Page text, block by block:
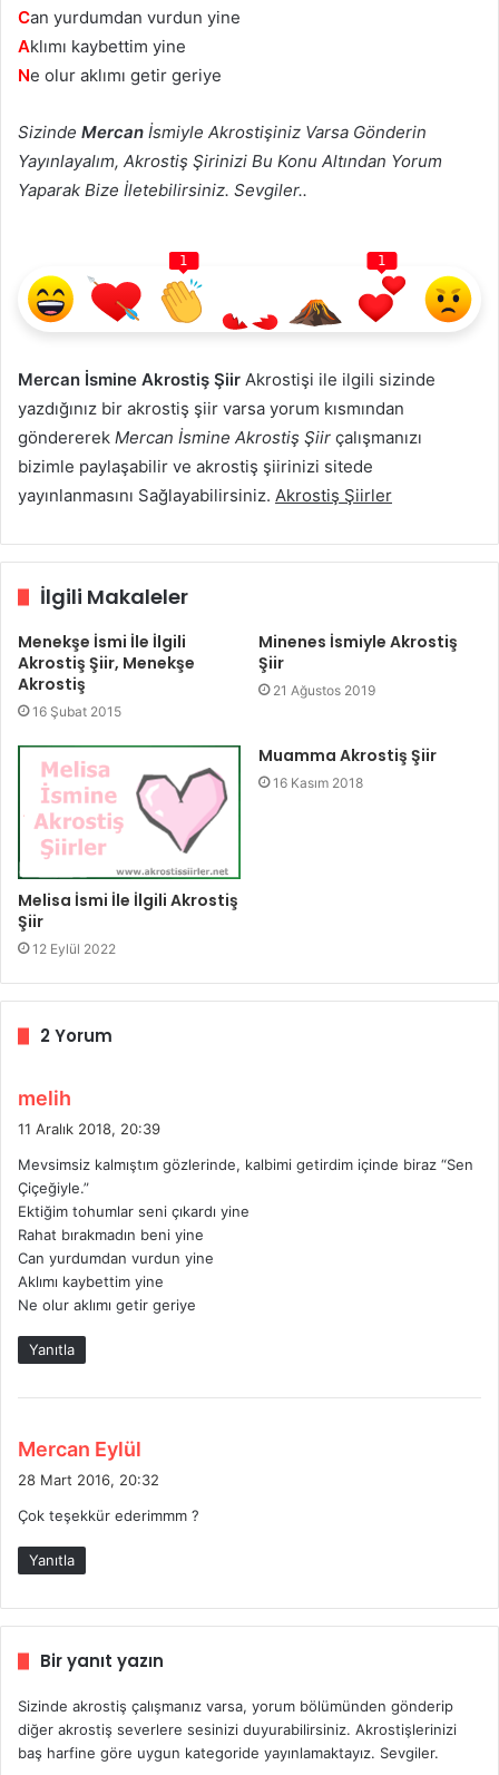
Can yurdumdan vurdun yine
Aklımı kaybettim yine
Ne olur aklımı getir geriye
Sizinde Mercan İsmiyle Akrostişiniz Varsa Gönderin
Yayınlayalım, Akrostiş Şirinizi Bu Konu Altından Yorum
Yaparak Bize İletebilirsiniz. Sevgiler..
1 1
Mercan İsmine Akrostiş Şiir Akrostişi ile ilgili sizinde
yazdığınız bir akrostiş şiir varsa yorum kısmından
göndererek Mercan İsmine Akrostiş Şiir çalışmanızı
bizimle paylaşabilir ve akrostiş şiirinizi sitede
yayınlanmasını Sağlayabilirsiniz. Akrostiş Şiirler
İlgili Makaleler
Menekşe İsmi İle İlgili
Akrostiş Şiir, Menekşe
Akrostiş
16 Şubat 2015
Minenes İsmiyle Akrostiş
Şiir
21 Ağustos 2019
Melisa İsmi İle İlgili Akrostiş
Şiir
12 Eylül 2022
Muamma Akrostiş Şiir
16 Kasım 2018
2 Yorum
melih
i
k
i
11 Aralık 2018, 20:39
Mevsimsiz kalmıştım gözlerinde, kalbimi getirdim içinde biraz “Sen
Çiçeğiyle.”
Ektiğim tohumlar seni çıkardı yine
Rahat bırakmadın beni yine
Can yurdumdan vurdun yine
Aklımı kaybettim yine
Ne olur aklımı getir geriye
Yanıtla
Mercan Eylül
e
i
28 Mart 2016, 20:32
Çok teşekkür ederimmm ?
Yanıtla
Bir yanıt yazın
Sizinde akrostiş çalışmanız varsa, yorum bölümünden gönderip
diğer akrostiş severlere sesinizi duyurabilirsiniz. Akrostişlerinizi
baş harfine göre uygun kategoride yayınlamaktayız. Sevgiler.